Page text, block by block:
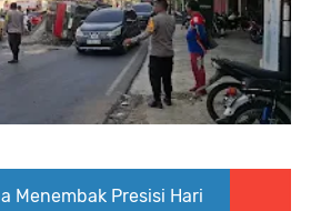
Menembak Presisi Hari